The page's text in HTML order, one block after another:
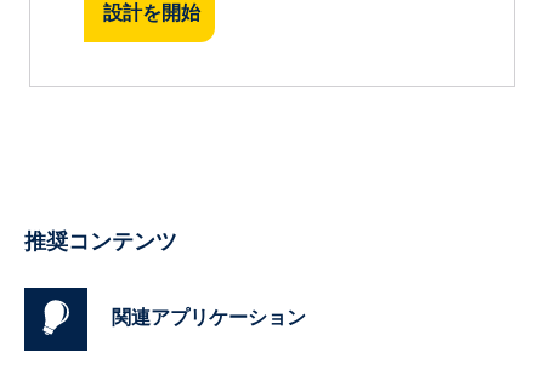
設計を開始
推奨コンテンツ
関連アプリケーション